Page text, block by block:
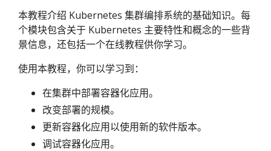
本教程介绍 Kubernetes 集群编排系统的基础知识。每
个模块包含关于 Kubernetes 主要特性和概念的一些背
景信息，还包括一个在线教程供你学习。
使用本教程，你可以学习到：
在集群中部署容器化应用。
改变部署的规模。
更新容器化应用以使用新的软件版本。
调试容器化应用。